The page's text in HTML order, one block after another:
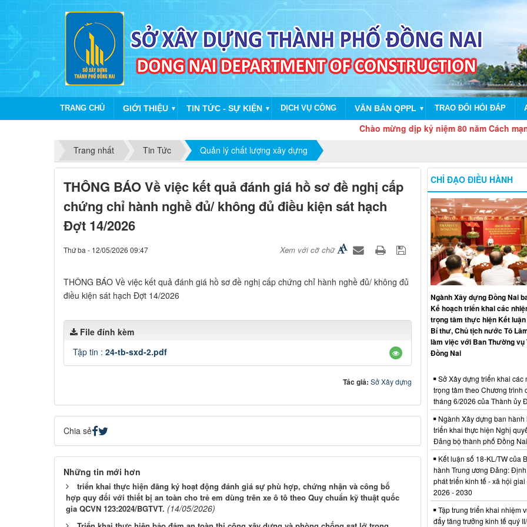
TRANG CHỦ GIỚI THIỆU ▼ TIN TỨC - SỰ KIỆN ▼ DỊCH VỤ CÔNG VĂN BẢN QPPL ▼ TRAO ĐỔI HỎI ĐÁP
Chào mừng dịp kỷ niệm 80 năm Cách mạng
Trang nhất
Tin Tức Quản lý chất lượng xây dựng
THÔNG BÁO Về việc kết quả đánh giá hồ sơ đề nghị cấp
chứng chỉ hành nghề đủ/ không đủ điều kiện sát hạch
Đợt 14/2026
Thứ ba - 12/05/2026 09:47 Xem với cỡ chữ
THÔNG BÁO Về việc kết quả đánh giá hồ sơ đề nghị cấp chứng chỉ hành nghề đủ/ không đủ
điều kiện sát hạch Đợt 14/2026
File đính kèm
Tập tin : 24-tb-sxd-2.pdf
Tác giả: Sở Xây dựng
Chia sẻ
Những tin mới hơn
triển khai thực hiện đăng ký hoạt động đánh giá sự phù hợp, chứng nhận và công bố
hợp quy đối với thiết bị an toàn cho trẻ em dùng trên xe ô tô theo Quy chuẩn kỹ thuật quốc
gia QCVN 123:2024/BGTVT. (14/05/2026)
CHỈ ĐẠO ĐIỀU HÀNH
Ngành Xây dựng Đồng Nai
Kế hoạch triển khai các
trọng tâm thực hiện Kết luận
Bí thư, Chủ tịch nước Tô
làm việc với Ban Thường vụ
Đồng Nai
Sở Xây dựng triển khai các
trọng tâm theo Chương trình
tháng 6/2026 của Thành ủy
Ngành Xây dựng ban hành
triển khai thực hiện Nghị
Đảng bộ thành phố Đồng Nai
Kết luận số 18-KL/TW của
hành Trung ương Đảng:
phát triển kinh tế - xã hội giai
2026 - 2030
Tập trung triển khai nhiệm
đẩy tăng trưởng kinh tế quý